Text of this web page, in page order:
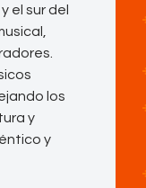
el sur del
los
y
y